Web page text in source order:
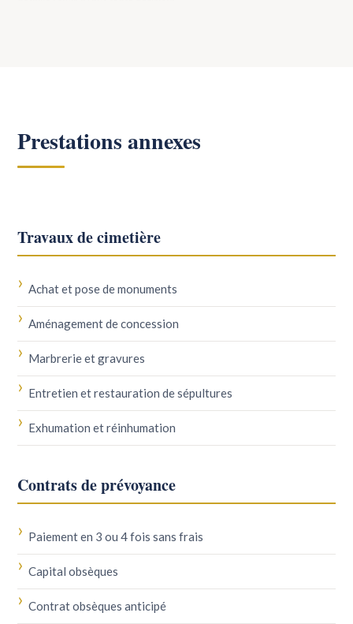
Prestations annexes
Travaux de cimetière
Achat et pose de monuments
Aménagement de concession
Marbrerie et gravures
Entretien et restauration de sépultures
Exhumation et réinhumation
Contrats de prévoyance
Paiement en 3 ou 4 fois sans frais
Capital obsèques
Contrat obsèques anticipé